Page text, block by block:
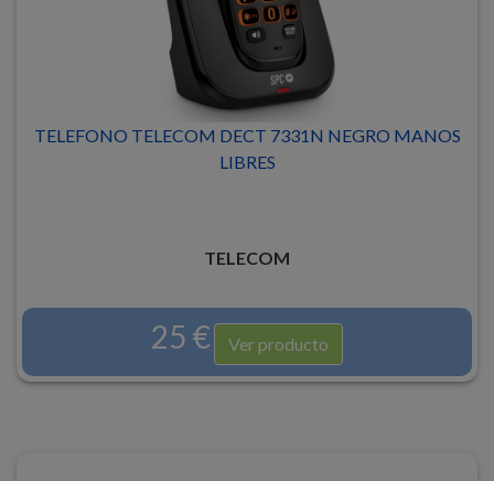
TELEFONO TELECOM DECT 7331N NEGRO MANOS
LIBRES
TELECOM
25 € Ver producto